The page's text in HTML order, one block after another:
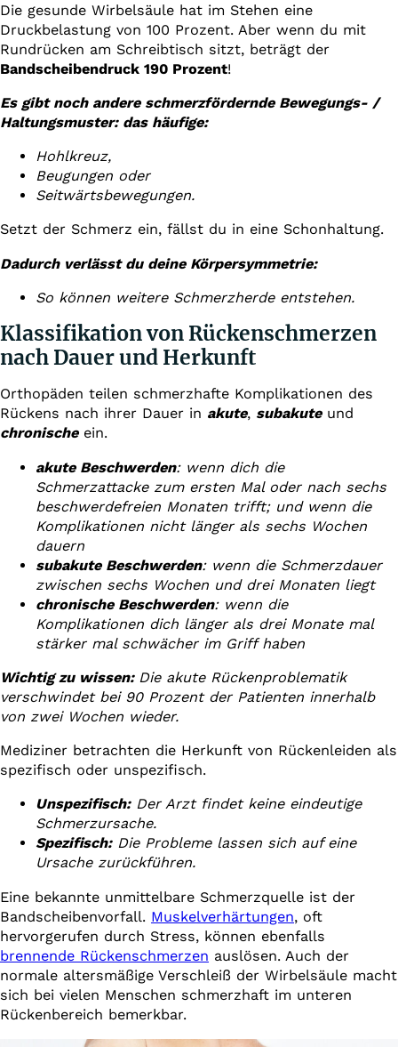
Die gesunde Wirbelsäule hat im Stehen eine
Druckbelastung von 100 Prozent. Aber wenn du mit
Rundrücken am Schreibtisch sitzt, beträgt der
Bandscheibendruck 190 Prozent!
Es gibt noch andere schmerzfördernde Bewegungs- /
Haltungsmuster: das häufige:
Hohlkreuz,
Beugungen oder
Seitwärtsbewegungen.
Setzt der Schmerz ein, fällst du in eine Schonhaltung.
Dadurch verlässt du deine Körpersymmetrie:
So können weitere Schmerzherde entstehen.
Klassifikation von Rückenschmerzen
nach Dauer und Herkunft
Orthopäden teilen schmerzhafte Komplikationen des
Rückens nach ihrer Dauer in akute, subakuteund
chronischeein.
akute Beschwerden: wenn dich die
Schmerzattacke zum ersten Mal oder nach sechs
beschwerdefreien Monaten trifft; und wenn die
Komplikationen nicht länger als sechs Wochen
dauern
subakute Beschwerden: wenn die Schmerzdauer
zwischen sechs Wochen und drei Monaten liegt
chronische Beschwerden: wenn die
Komplikationen dich länger als drei Monate mal
stärker mal schwächer im Griff haben
Wichtig zu wissen: Die akute Rückenproblematik
verschwindet bei 90 Prozent der Patienten innerhalb
von zwei Wochen wieder.
Mediziner betrachten die Herkunft von Rückenleiden als
spezifisch oder unspezifisch.
Unspezifisch:Der Arzt findet keine eindeutige
Schmerzursache.
Spezifisch:Die Probleme lassen sich auf eine
Ursache zurückführen.
Eine bekannte unmittelbare Schmerzquelle ist der
Bandscheibenvorfall. Muskelverhärtungen, oft
hervorgerufen durch Stress, können ebenfalls
brennende Rückenschmerzen auslösen. Auch der
normale altersmäßige Verschleiß der Wirbelsäule macht
sich bei vielen Menschen schmerzhaft im unteren
Rückenbereich bemerkbar.